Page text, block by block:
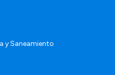
y Saneamiento